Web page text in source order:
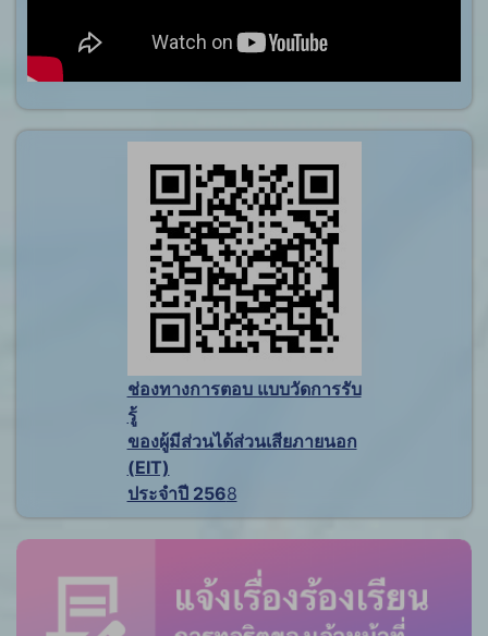
ช่องทางการตอบ แบบวัดการรับ
รู้
ของผู้มีส่วนได้ส่วนเสียภายนอก
(EIT)
ประจำปี 2568